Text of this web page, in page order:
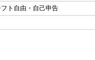
ト自由・自己申告